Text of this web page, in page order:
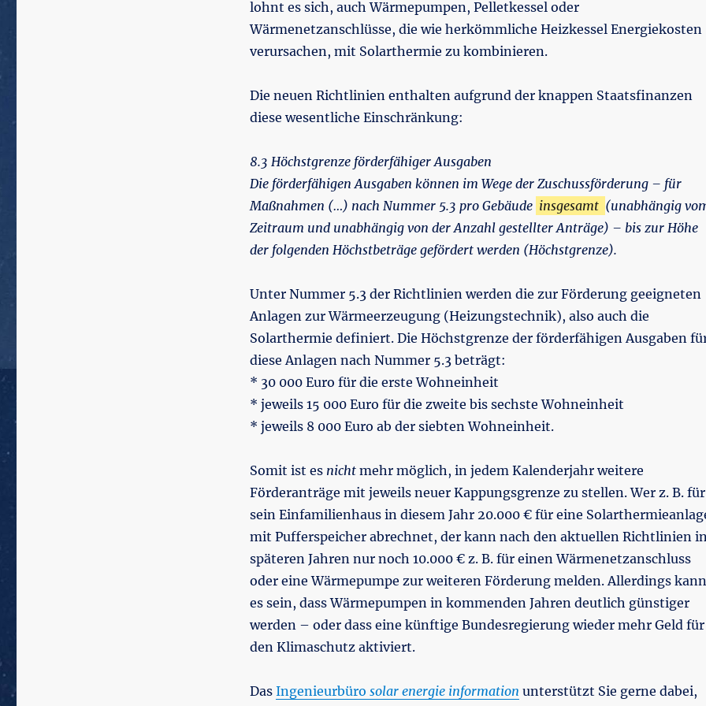
lohnt es sich, auch Wärmepumpen, Pelletkessel oder
Wärmenetzanschlüsse, die wie herkömmliche Heizkessel Energiekosten
verursachen, mit Solarthermie zu kombinieren.
Die neuen Richtlinien enthalten aufgrund der knappen Staatsfinanzen
diese wesentliche Einschränkung:
8.3 Höchstgrenze förderfähiger Ausgaben
Die förderfähigen Ausgaben können im Wege der Zuschussförderung – für
Maßnahmen (…) nach Nummer 5.3 pro Gebäude insgesamt (unabhängig
Zeitraum und unabhängig von der Anzahl gestellter Anträge) – bis zur Höhe
der folgenden Höchstbeträge gefördert werden (Höchstgrenze).
Unter Nummer 5.3 der Richtlinien werden die zur Förderung geeigneten
Anlagen zur Wärmeerzeugung (Heizungstechnik), also auch die
Solarthermie definiert. Die Höchstgrenze der förderfähigen Ausgaben
diese Anlagen nach Nummer 5.3 beträgt:
* 30 000 Euro für die erste Wohneinheit
* jeweils 15 000 Euro für die zweite bis sechste Wohneinheit
* jeweils 8 000 Euro ab der siebten Wohneinheit.
Somit ist es nichtmehr möglich, in jedem Kalenderjahr weitere
Förderanträge mit jeweils neuer Kappungsgrenze zu stellen. Wer z. B. für
sein Einfamilienhaus in diesem Jahr 20.000 € für eine
mit Pufferspeicher abrechnet, der kann nach den aktuellen Richtlinien
späteren Jahren nur noch 10.000 € z. B. für einen Wärmenetzanschluss
oder eine Wärmepumpe zur weiteren Förderung melden. Allerdings kann
es sein, dass Wärmepumpen in kommenden Jahren deutlich günstiger
werden – oder dass eine künftige Bundesregierung wieder mehr Geld für
den Klimaschutz aktiviert.
Das Ingenieurbüro solar energie information unterstützt Sie gerne dabei,